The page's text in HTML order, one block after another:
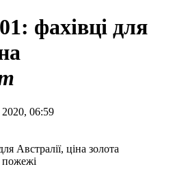
фахівці для
06:59
пожежі